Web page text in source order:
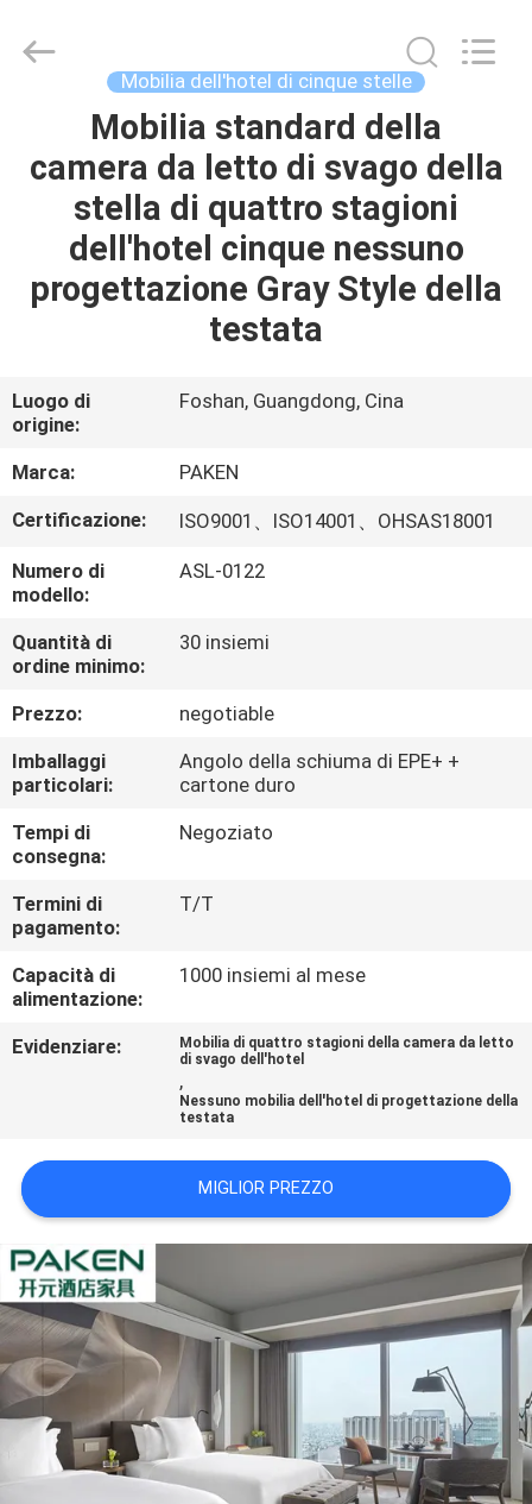
PRODOTTI
CIRCA
NOI
GIRO
DELLA
FABBRICA
DI
QUALITÀ
CONTATTICI
RICHIEDA
UNA
CITAZIONE
MAPPA
DEL
Mobilia dell'hotel di cinque stelle
Mobilia standard della
camera da letto di svago della
stella di quattro stagioni
dell'hotel cinque nessuno
progettazione Gray Style della
testata
Luogo di
origine:
Foshan, Guangdong, Cina
Marca:
PAKEN
Certificazione:
ISO9001、ISO14001、OHSAS18001
Numero di
modello:
ASL-0122
Quantità di
ordine minimo:
30 insiemi
Prezzo:
negotiable
Imballaggi
particolari:
Angolo della schiuma di EPE+ +
cartone duro
Tempi di
consegna:
Negoziato
Termini di
pagamento:
T/T
Capacità di
alimentazione:
1000 insiemi al mese
Evidenziare:
Mobilia di quattro stagioni della camera da letto
di svago dell'hotel
,
Nessuno mobilia dell'hotel di progettazione della
testata
MIGLIOR PREZZO